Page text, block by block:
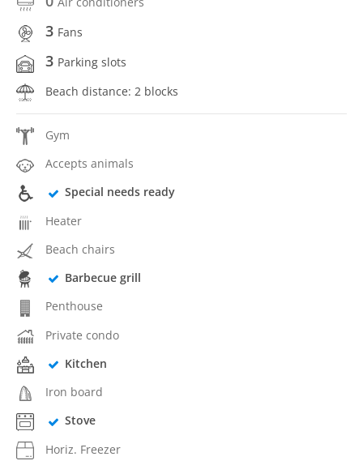
3 Fans
3 Parking slots
Beach distance: 2 blocks
Gym
Accepts animals
Special needs ready
Heater
Beach chairs
Barbecue grill
Penthouse
Private condo
Kitchen
Iron board
Stove
Horiz. Freezer